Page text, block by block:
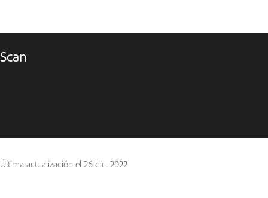
Scan
Última actualización el 26 dic. 2022